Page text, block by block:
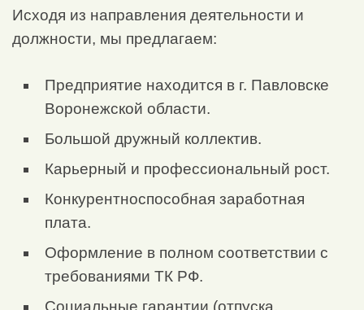
Исходя из направления деятельности и
должности, мы предлагаем:
Предприятие находится в г. Павловске
Воронежской области.
Большой дружный коллектив.
Карьерный и профессиональный рост.
Конкурентноспособная заработная
плата.
Оформление в полном соответствии с
требованиями ТК РФ.